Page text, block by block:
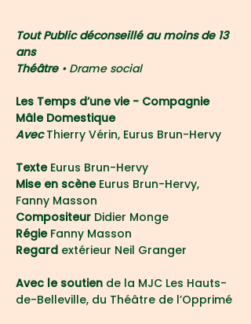
Tout Public déconseillé au moins de 13
ans
Théâtre • Drame social
Les Temps d’une vie - Compagnie
Mâle Domestique
Avec Thierry Vérin, Eurus Brun-Hervy
Texte Eurus Brun-Hervy
Mise en scène Eurus Brun-Hervy,
Fanny Masson
Compositeur Didier Monge
Régie Fanny Masson
Regard extérieur Neil Granger
Avec le soutien de la MJC Les Hauts-
de-Belleville, du Théâtre de l’Opprimé